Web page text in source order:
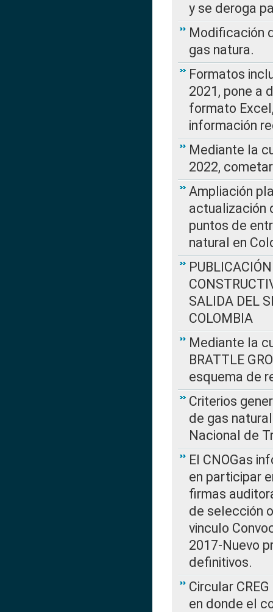
y se deroga
Modificación
gas natura.
Formatos
2021, pone a
formato
información
Mediante la
2022,
Ampliación
actualización
puntos de
natural en
SALIDA DEL
COLOMBIA
Mediante la
BRATTLE
esquema de
Criterios
de gas
Nacional de
El CNOGas
en participar
firmas
de selección
vinculo
2017-Nuevo
definitivos.
Circular
en donde el